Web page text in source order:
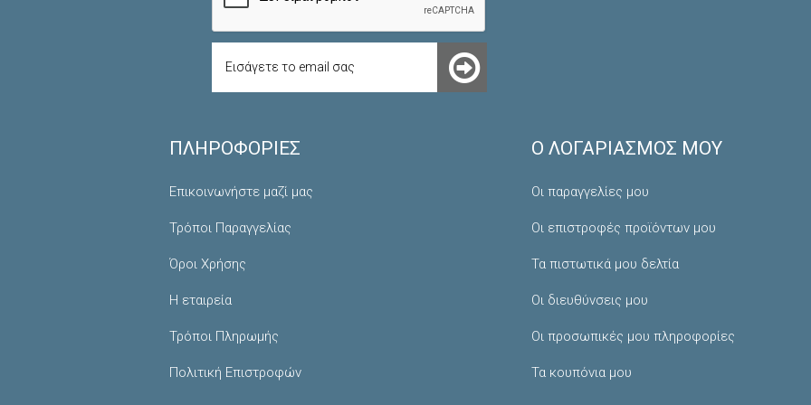
ΠΛΗΡΟΦΟΡΊΕΣ
Επικοινωνήστε μαζί μας
Τρόποι Παραγγελίας
Όροι Χρήσης
Η εταιρεία
Τρόποι Πληρωμής
Πολιτική Επιστροφών
Ο ΛΟΓΑΡΙΑΣΜΌΣ ΜΟΥ
Οι παραγγελίες μου
Οι επιστροφές προϊόντων μου
Τα πιστωτικά μου δελτία
Οι διευθύνσεις μου
Οι προσωπικές μου πληροφορίες
Τα κουπόνια μου